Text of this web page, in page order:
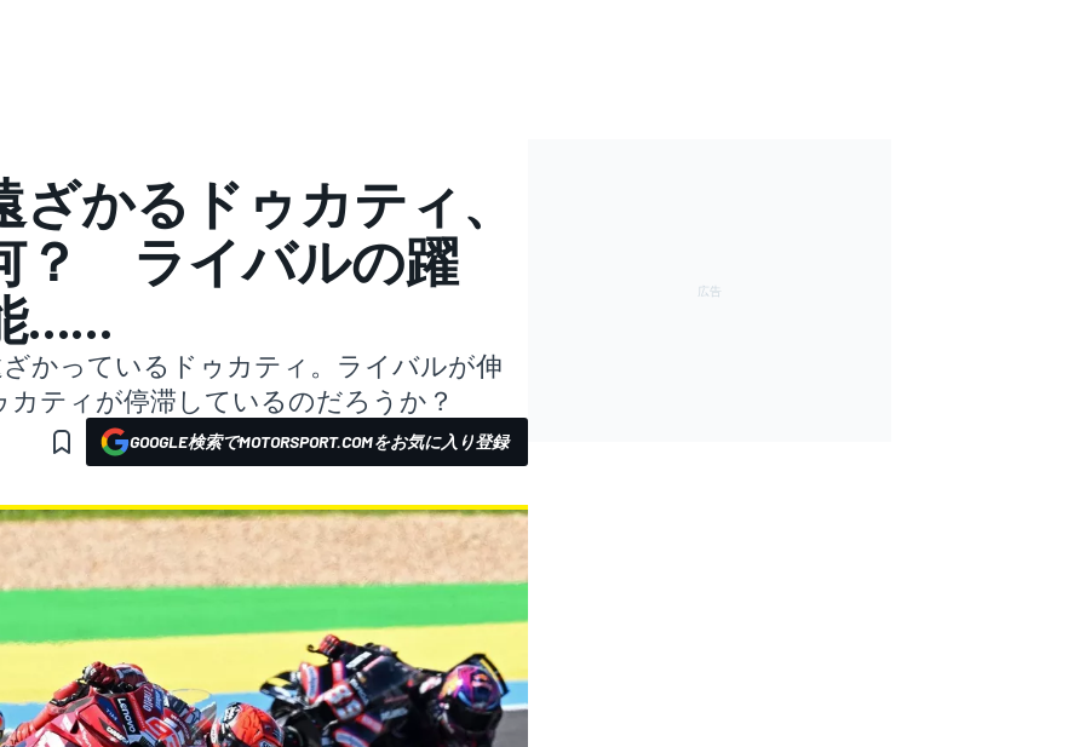
かるドゥカティ、
？ ライバルの躍
……
ざかっているドゥカティ。ライバルが伸
ティが停滞しているのだろうか？
GOOGLE検索でMOTORSPORT.COMをお気に入り登録